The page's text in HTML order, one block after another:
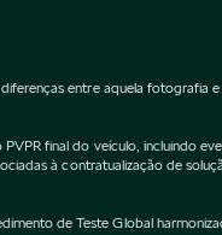
entre aquela fotografia
final do veículo, incluindo
à contratualização de
de Teste Global